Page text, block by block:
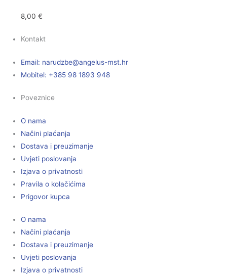
8,00€
Kontakt
Email: rh.tsm-sulegna
@ebzduran
Mobitel: +385 98 1893 948
Poveznice
O nama
Načini plaćanja
Dostava i preuzimanje
Uvjeti poslovanja
Izjava o privatnosti
Pravila o kolačićima
Prigovor kupca
O nama
Načini plaćanja
Dostava i preuzimanje
Uvjeti poslovanja
Izjava o privatnosti